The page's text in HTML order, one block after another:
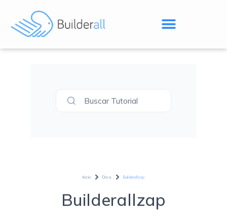
Buscar Tutorial
Inicio Docs Builderallzap
Builderallzap